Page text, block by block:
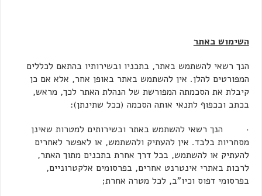
השימוש באתר
הנך רשאי להשתמש באתר, בתכניו ובשירותיו בהתאם לכללים
המפורטים להלן. אין להשתמש באתר באופן אחר, אלא אם כן
קיבלת את הסכמתה המפורשת של הנהלת האתר לכך, מראש,
בכתב ובכפוף לתנאי אותה הסכמה (ככל שתינתן):
· הנך רשאי להשתמש באתר ובשירותים למטרות שאינן
מסחריות בלבד. אין להעתיק ולהשתמש, או לאפשר לאחרים
להעתיק או להשתמש, בכל דרך אחרת בתכנים מתוך האתר,
לרבות באתרי אינטרנט אחרים, בפרסומים אלקטרוניים,
בפרסומי דפוס וכיו"ב, לכל מטרה אחרת;